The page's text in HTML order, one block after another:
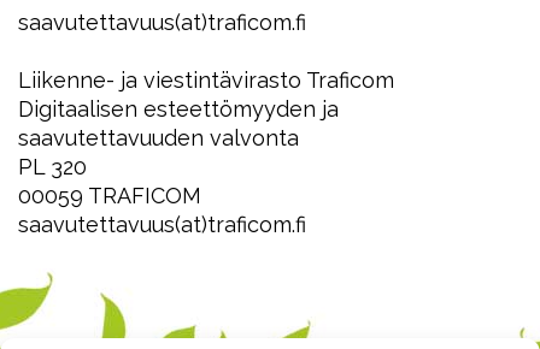
saavutettavuus(at)traficom.fi
Liikenne- ja viestintävirasto Traficom
Digitaalisen esteettömyyden ja
saavutettavuuden valvonta
PL 320
00059 TRAFICOM
saavutettavuus(at)traficom.fi